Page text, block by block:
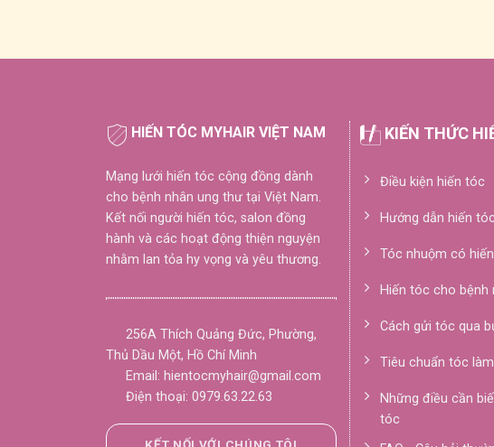
HIẾN TÓC MYHAIR VIỆT NAM
Mạng lưới hiến tóc cộng đồng dành
cho bệnh nhân ung thư tại Việt Nam.
Kết nối người hiến tóc, salon đồng
hành và các hoạt động thiện nguyện
nhằm lan tỏa hy vọng và yêu thương.
256A Thích Quảng Đức, Phường,
Thủ Dầu Một, Hồ Chí Minh
Email: hientocmyhair@gmail.com
Điện thoại: 0979.63.22.63
KIẾN THỨC
Điều kiện hiến tóc
Hướng dẫn hiến
Tóc nhuộm có
Hiến tóc cho bệnh
Cách gửi tóc qua
Tiêu chuẩn tóc
Những điều cần
tóc